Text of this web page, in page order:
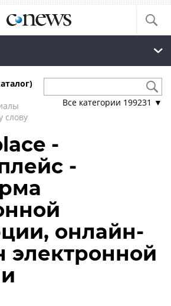
слову
Все категории 199231 ▼
-
-
онлайн-
электронной